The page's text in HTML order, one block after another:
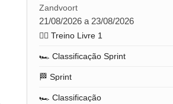
Zandvoort
21/08/2026 a 23/08/2026
🏋️‍♂️ Treino Livre 1
🏎️ Classificação Sprint
🏁 Sprint
🏎️ Classificação